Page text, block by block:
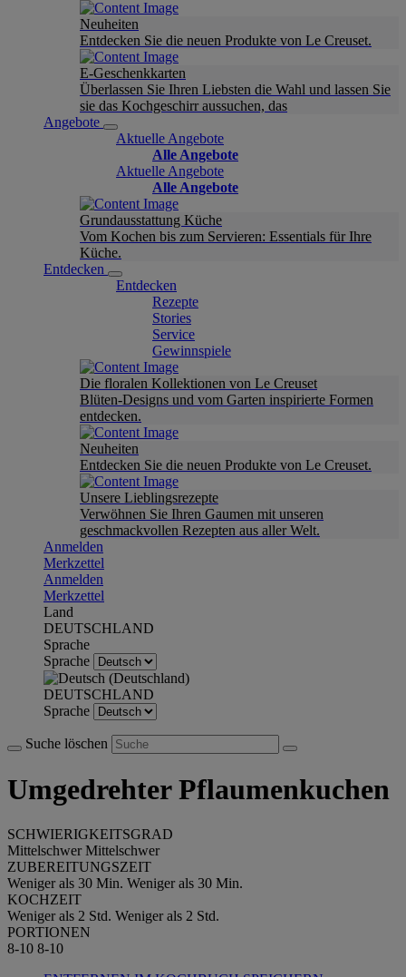
Neuheiten
Entdecken Sie die neuen Produkte von Le Creuset.
E-Geschenkkarten
Überlassen Sie Ihren Liebsten die Wahl und lassen Sie
sie das Kochgeschirr aussuchen, das
Angebote
Aktuelle Angebote
Alle Angebote
Aktuelle Angebote
Alle Angebote
Grundausstattung Küche
Vom Kochen bis zum Servieren: Essentials für Ihre
Küche.
Entdecken
Entdecken
Rezepte
Stories
Service
Gewinnspiele
Die floralen Kollektionen von Le Creuset
Blüten-Designs und vom Garten inspirierte Formen
entdecken.
Neuheiten
Entdecken Sie die neuen Produkte von Le Creuset.
Unsere Lieblingsrezepte
Verwöhnen Sie Ihren Gaumen mit unseren
geschmackvollen Rezepten aus aller Welt.
Anmelden
Merkzettel
Anmelden
Merkzettel
Land
DEUTSCHLAND
Sprache
Sprache
DEUTSCHLAND
Sprache
Suche löschen
Umgedrehter Pflaumenkuchen
SCHWIERIGKEITSGRAD
Mittelschwer Mittelschwer
ZUBEREITUNGSZEIT
Weniger als 30 Min. Weniger als 30 Min.
KOCHZEIT
Weniger als 2 Std. Weniger als 2 Std.
PORTIONEN
8-10 8-10